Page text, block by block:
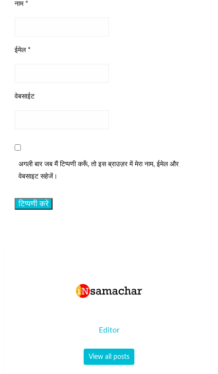
नाम *
ईमेल *
वेबसाईट
अगली बार जब मैं टिप्पणी करूँ, तो इस ब्राउज़र में मेरा नाम, ईमेल और
वेबसाइट सहेजें।
Editor
View all posts